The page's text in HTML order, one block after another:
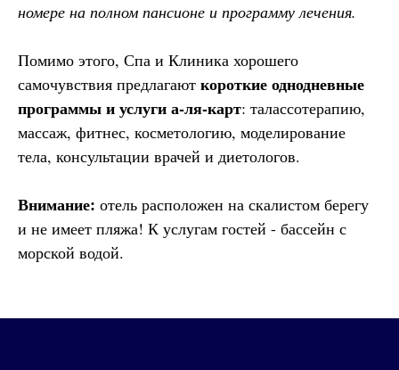
номере на полном пансионе и программу лечения.
Помимо этого, Спа и Клиника хорошего
самочувствия предлагают короткие однодневные
программы и услуги а-ля-карт: талассотерапию,
массаж, фитнес, косметологию, моделирование
тела, консультации врачей и диетологов.
Внимание: отель расположен на скалистом берегу
и не имеет пляжа! К услугам гостей - бассейн с
морской водой.